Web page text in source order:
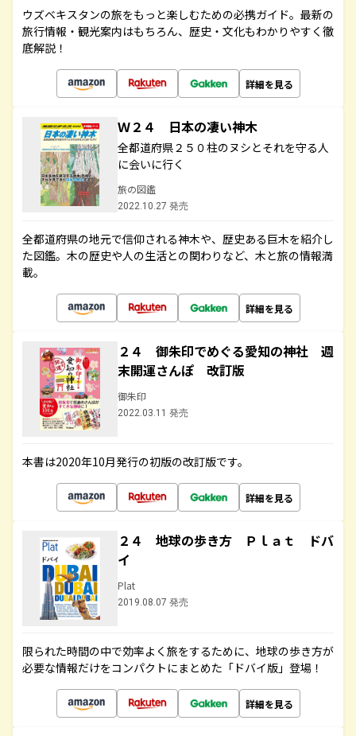
ウズベキスタンの旅をもっと楽しむための必携ガイド。最新の
旅行情報・観光案内はもちろん、歴史・文化もわかりやすく徹
底解説！
詳細を見る
Ｗ２４ 日本の凄い神木
全都道府県２５０柱のヌシとそれを守る人
に会いに行く
旅の図鑑
2022.10.27 発売
全都道府県の地元で信仰される神木や、歴史ある巨木を紹介し
た図鑑。木の歴史や人の生活との関わりなど、木と旅の情報満
載。
詳細を見る
２４ 御朱印でめぐる愛知の神社 週
末開運さんぽ 改訂版
御朱印
2022.03.11 発売
本書は2020年10月発行の初版の改訂版です。
詳細を見る
２４ 地球の歩き方 Ｐｌａｔ ドバ
イ
Plat
2019.08.07 発売
限られた時間の中で効率よく旅をするために、地球の歩き方が
必要な情報だけをコンパクトにまとめた「ドバイ版」登場！
詳細を見る